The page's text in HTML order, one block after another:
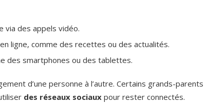
via des appels vidéo.
ligne, comme des recettes ou des actualités.
des smartphones ou des tablettes.
d’une personne à l’autre. Certains grands-parents
des réseaux sociaux pour rester connectés.